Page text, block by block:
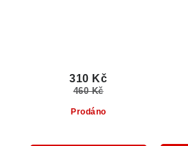
Prodáno
310 Kč
460 Kč